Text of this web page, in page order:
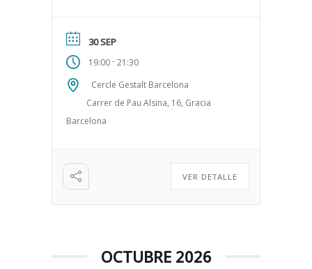
personal. El […]
30 SEP
19:00-21:30
Cercle Gestalt Barcelona
Carrer de Pau Alsina, 16, Gracia
Barcelona
VER DETALLE
OCTUBRE 2026